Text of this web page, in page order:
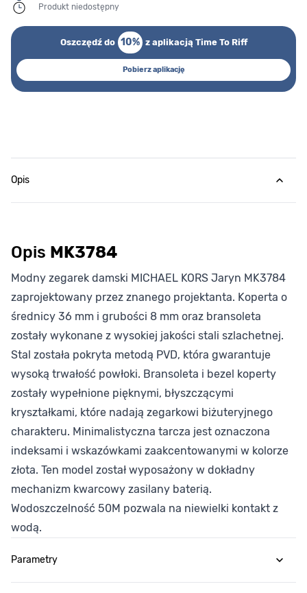
Produkt niedostępny
Oszczędź do 10% z aplikacją Time To Riff
Pobierz aplikację
Opis
Opis MK3784
Modny zegarek damski MICHAEL KORS Jaryn MK3784
zaprojektowany przez znanego projektanta. Koperta o
średnicy 36 mm i grubości 8 mm oraz bransoleta
zostały wykonane z wysokiej jakości stali szlachetnej.
Stal została pokryta metodą PVD, która gwarantuje
wysoką trwałość powłoki. Bransoleta i bezel koperty
zostały wypełnione pięknymi, błyszczącymi
kryształkami, które nadają zegarkowi biżuteryjnego
charakteru. Minimalistyczna tarcza jest oznaczona
indeksami i wskazówkami zaakcentowanymi w kolorze
złota. Ten model został wyposażony w dokładny
mechanizm kwarcowy zasilany baterią.
Wodoszczelność 50M pozwala na niewielki kontakt z
wodą.
Parametry